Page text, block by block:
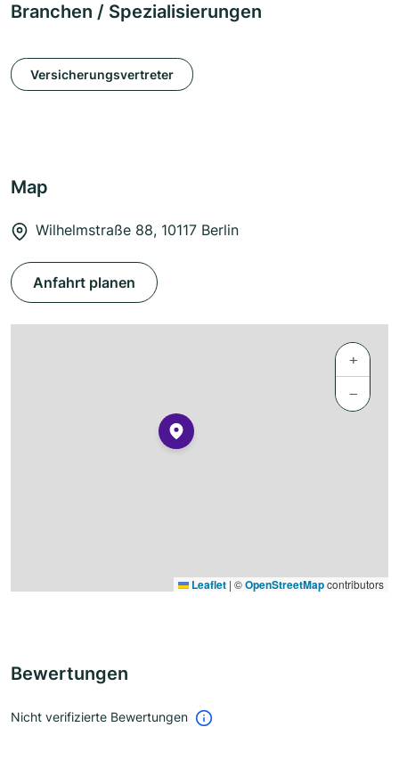
Branchen / Spezialisierungen
Versicherungsvertreter
Map
Wilhelmstraße 88, 10117 Berlin
Anfahrt planen
+
−
Leaflet | ©OpenStreetMapcontributors
Bewertungen
Nicht verifizierte Bewertungen